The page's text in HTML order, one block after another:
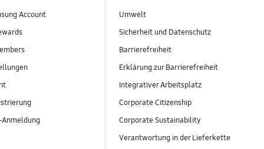
Account
Umwelt
Sicherheit und Datenschutz
Barrierefreiheit
Erklärung zur Barrierefreiheit
Integrativer Arbeitsplatz
Corporate Citizenship
Corporate Sustainability
Verantwortung in der Lieferkette